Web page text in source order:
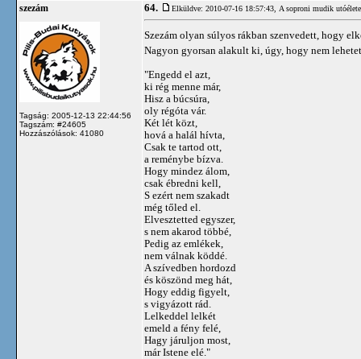
szezám
Tagság: 2005-12-13 22:44:56
Tagszám: #24605
Hozzászólások: 41080
64. Elküldve: 2010-07-16 18:57:43, A soproni mudik utóélete
Szezám olyan súlyos rákban szenvedett, hogy
Nagyon gyorsan alakult ki, úgy, hogy nem
"Engedd el azt,
ki rég menne már,
Hisz a búcsúra,
oly régóta vár.
Két lét közt,
hová a halál hívta,
Csak te tartod ott,
a reménybe bízva.
Hogy mindez álom,
csak ébredni kell,
S ezért nem szakadt
még tőled el.
Elvesztetted egyszer,
s nem akarod többé,
Pedig az emlékek,
nem válnak köddé.
A szívedben hordozd
és köszönd meg hát,
Hogy eddig figyelt,
s vigyázott rád.
Lelkeddel lelkét
emeld a fény felé,
Hagy járuljon most,
már Istene elé."